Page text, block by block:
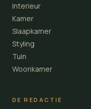
Interieur
Kamer
Slaapkamer
Styling
Tuin
Woonkamer
DE REDACTIE